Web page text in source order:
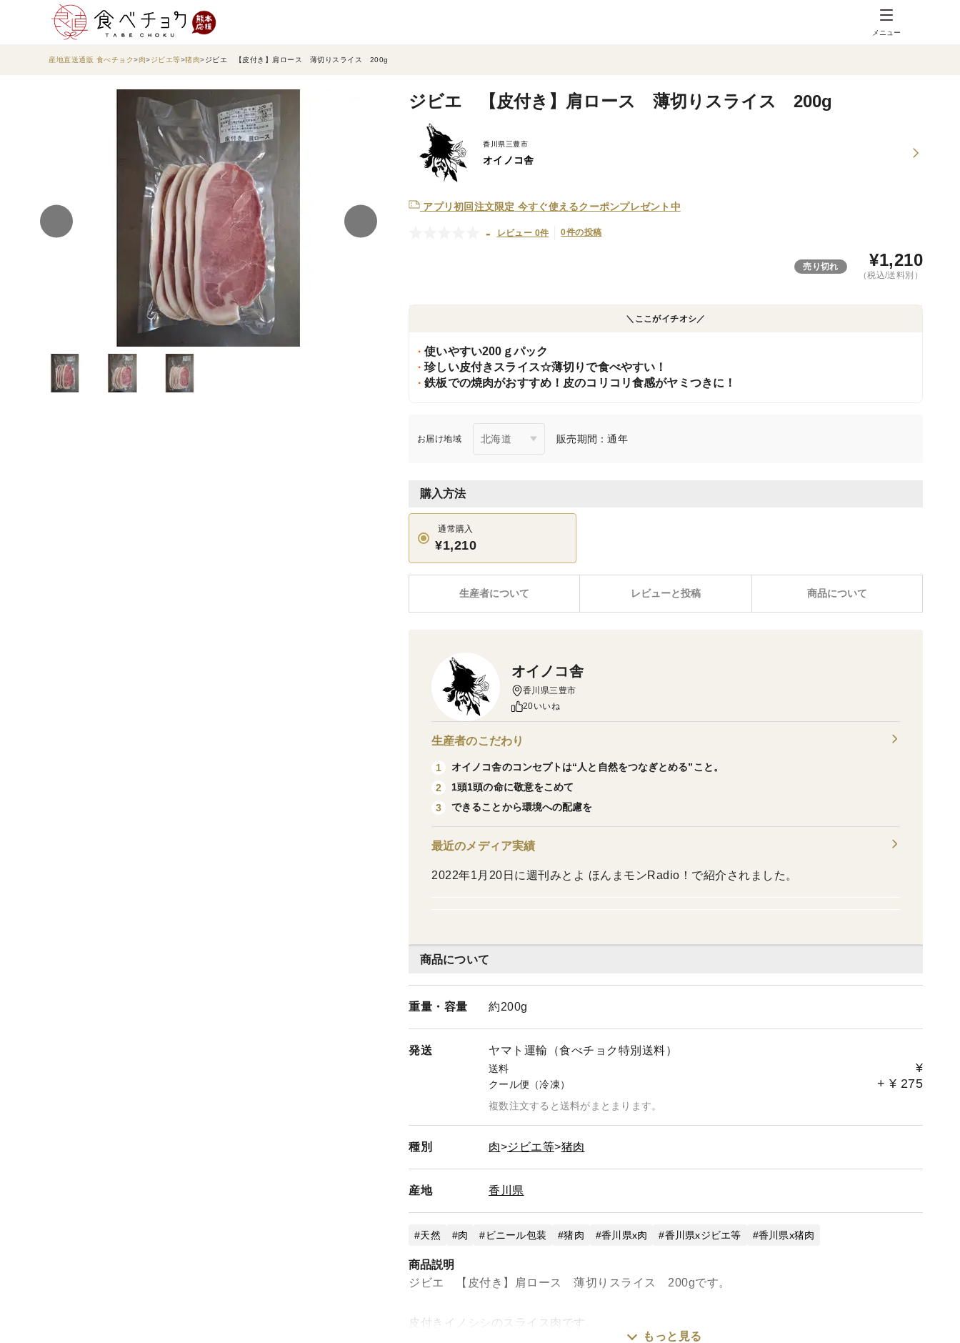
メニュー
産地直送通販 食べチョク 肉 ジビエ等 猪肉 ジビエ 【皮付き】肩ロース 薄切りスライス 200g
ジビエ 【皮付き】肩ロース 薄切りスライス 200g
香川県三豊市
オイノコ舎
アプリ初回注文限定 今すぐ使えるクーポンプレゼント中
- レビュー 0件 0件の投稿
売り切れ ¥1,210
（税込/送料別）
＼ここがイチオシ／
使いやすい200ｇパック
珍しい皮付きスライス☆薄切りで食べやすい！
鉄板での焼肉がおすすめ！皮のコリコリ食感がヤミつきに！
お届け地域 販売期間：通年
購入方法
通常購入
¥1,210
レビューと投稿 商品について
生産者について
商品について
重量・ 容量 約200g
発送 ヤマト運輸（食べチョク特別送料）
送料 ¥
クール便（冷凍） + ¥ 275
複数注文すると送料がまとまります。
種別 肉 ジビエ等 猪肉
産地 香川県
天然 肉 ビニール包装 猪肉 香川県x肉 香川県xジビエ等 香川県x猪肉
商品説明
ジビエ 【皮付き】肩ロース 薄切りスライス 200gです。
皮付きイノシシのスライス肉です。
もっと見る
オイノコ舎
香川県三豊市
20いいね
生産者のこだわり
1
オイノコ舎のコンセプトは“人と自然をつなぎとめる”こと。
2
1頭1頭の命に敬意をこめて
3
できることから環境への配慮を
最近のメディア実績
2022年1月20日に週刊みとよ ほんまモンRadio！で紹介されました。